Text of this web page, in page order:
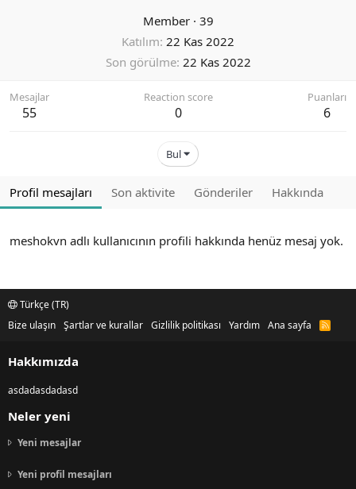
Member · 39
Katılım 22 Kas 2022
Son görülme 22 Kas 2022
Mesajlar
55
Reaction score
0
Puanları
6
Bul
Profil mesajları Son aktivite Gönderiler Hakkında
meshokvn adlı kullanıcının profili hakkında henüz mesaj yok.
Türkçe (TR)
Bize ulaşın Şartlar ve kurallar Gizlilik politikası Yardım Ana sayfa
R
Hakkımızda
asdadasdadasd
Neler yeni
Yeni mesajlar
Yeni profil mesajları